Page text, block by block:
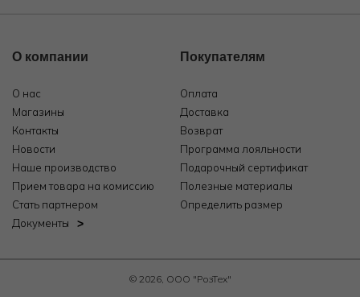
О компании
О нас
Магазины
Контакты
Новости
Наше производство
Прием товара на комиссию
Стать партнером
Документы
Покупателям
Оплата
Доставка
Возврат
Программа лояльности
Подарочный сертификат
Полезные материалы
Определить размер
© 2026, ООО "РозТех"